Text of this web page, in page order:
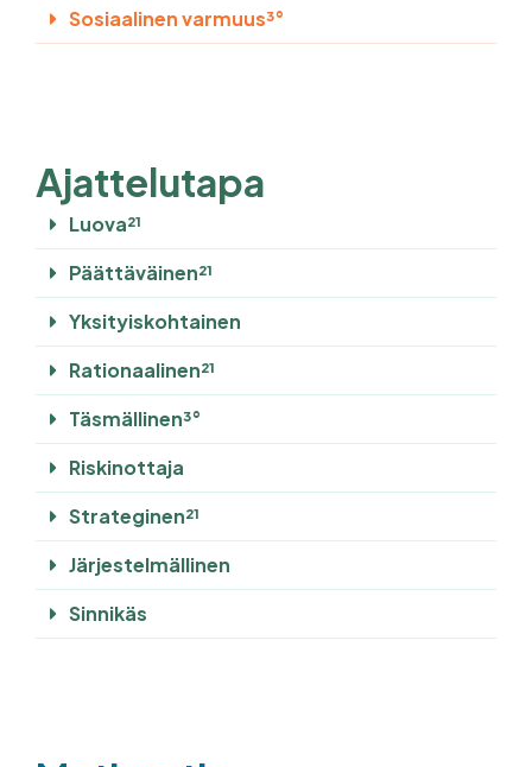
Sosiaalinen varmuus³°
Ajattelutapa
Luova²¹
Päättäväinen²¹
Yksityiskohtainen
Rationaalinen²¹
Täsmällinen³°
Riskinottaja
Strateginen²¹
Järjestelmällinen
Sinnikäs